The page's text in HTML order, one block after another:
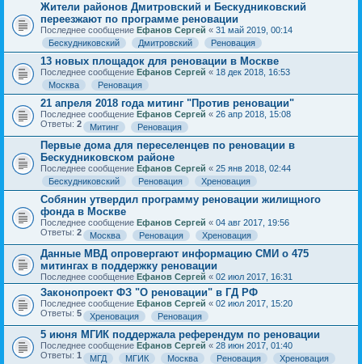
Жители районов Дмитровский и Бескудниковский
переезжают по программе реновации
Последнее сообщение Ефанов Сергей « 31 май 2019, 00:14
Бескудниковский
Дмитровский Реновация
13 новых площадок для реновации в Москве
Последнее сообщение Ефанов Сергей « 18 дек 2018, 16:53
Москва
Реновация
21 апреля 2018 года митинг "Против реновации"
Последнее сообщение Ефанов Сергей « 26 апр 2018, 15:08
Ответы: 2 Митинг Реновация
Первые дома для переселенцев по реновации в
Бескудниковском районе
Последнее сообщение Ефанов Сергей « 25 янв 2018, 02:44
Бескудниковский
Реновация Хреновация
Собянин утвердил программу реновации жилищного
фонда в Москве
Последнее сообщение Ефанов Сергей « 04 авг 2017, 19:56
Ответы: 2 Москва Реновация Хреновация
Данные МВД опровергают информацию СМИ о 475
митингах в поддержку реновации
Последнее сообщение Ефанов Сергей « 02 июл 2017, 16:31
Законопроект ФЗ "О реновации" в ГД РФ
Последнее сообщение Ефанов Сергей « 02 июл 2017, 15:20
Ответы: 5 Хреновация Реновация
5 июня МГИК поддержала референдум по реновации
Последнее сообщение Ефанов Сергей « 28 июн 2017, 01:40
Ответы: 1 МГД МГИК Москва Реновация Хреновация